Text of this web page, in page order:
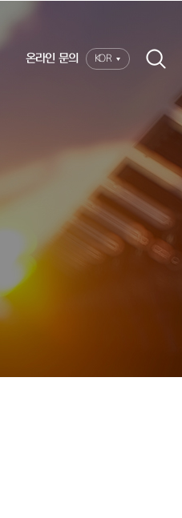
온라인 문의 KOR